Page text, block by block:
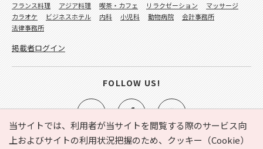
当サイトでは、利用者が当サイトを閲覧する際のサービス向
上およびサイトの利用状況把握のため、クッキー（Cookie）
フランス料理
アジア料理 喫茶・カフェ リラクゼーション
マッサージ
カラオケ
ビジネスホテル 内科 小児科 動物病院
会計事務所
法律事務所
掲載者ログイン
FOLLOW US!